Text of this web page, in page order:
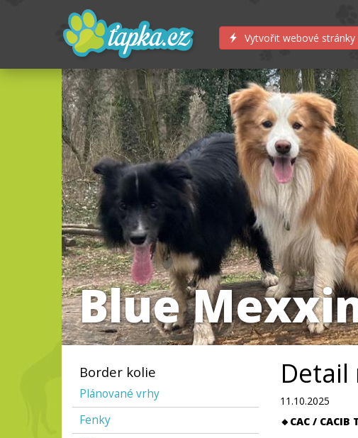
Vytvořit webové stránky
Blue
Border kolie
Plánované vrhy
Fenky
11.10.2025
🔸CAC / CACIB